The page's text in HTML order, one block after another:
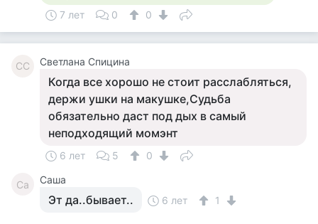
7 лет 0 0
СС Светлана Спицина
Когда все хорошо не стоит расслабляться,
держи ушки на макушке,Судьба
обязательно даст под дых в самый
неподходящий момэнт
6 лет 5 0
Са Саша
Эт да..бывает.. 6 лет 1